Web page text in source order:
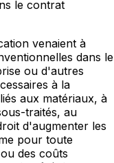
le contrat
venaient à
dans le
ou d'autres
à la
aux matériaux, à
traités, au
d'augmenter les
pour toute
des coûts